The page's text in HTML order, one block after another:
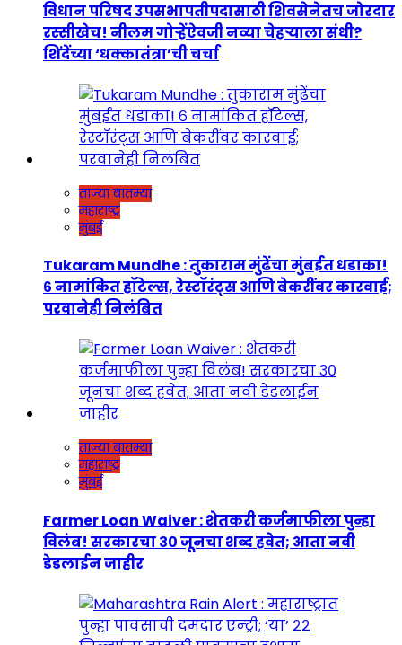
विधान परिषद उपसभापतीपदासाठी शिवसेनेतच जोरदार
रस्सीखेच! नीलम गोऱ्हेंऐवजी नव्या चेहऱ्याला संधी?
शिंदेंच्या ‘धक्कातंत्रा’ची चर्चा
ताज्या बातम्या
महाराष्ट्र
मुंबई
Tukaram Mundhe : तुकाराम मुंढेंचा मुंबईत धडाका!
६ नामांकित हॉटेल्स, रेस्टॉरंट्स आणि बेकरींवर कारवाई;
परवानेही निलंबित
ताज्या बातम्या
महाराष्ट्र
मुंबई
Farmer Loan Waiver : शेतकरी कर्जमाफीला पुन्हा
विलंब! सरकारचा ३० जूनचा शब्द हवेत; आता नवी
डेडलाईन जाहीर